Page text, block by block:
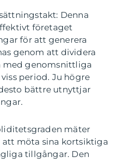
Denna
företaget
för att generera
genom att dividera
genomsnittliga
period. Ju högre
bättre utnyttjar
mäter
möta sina kortsiktiga
tillgångar. Den